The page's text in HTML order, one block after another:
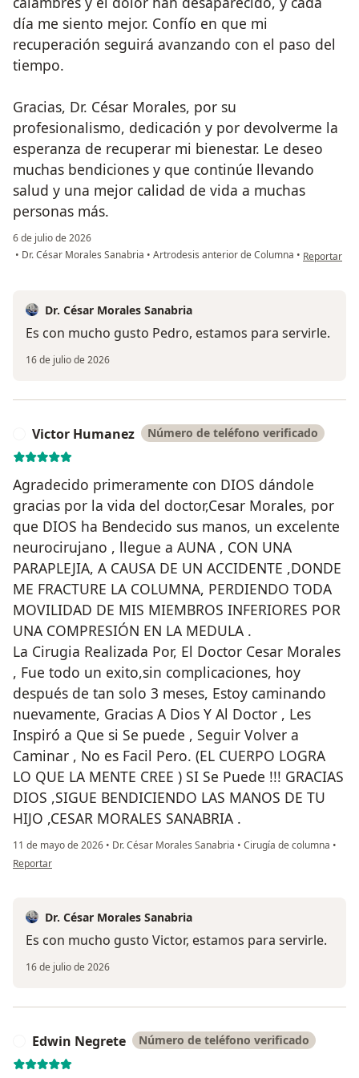
día me siento mejor. Confío en que mi
recuperación seguirá avanzando con el paso del
tiempo.
Gracias, Dr. César Morales, por su
profesionalismo, dedicación y por devolverme la
esperanza de recuperar mi bienestar. Le deseo
muchas bendiciones y que continúe llevando
salud y una mejor calidad de vida a muchas
personas más.
6 de julio de 2026
• Dr. César Morales Sanabria • Artrodesis anterior de Columna • en opinión
Reportar
Dr. César Morales Sanabria
Es con mucho gusto Pedro, estamos para servirle.
16 de julio de 2026
Victor Humanez Número de teléfono verificado
Agradecido primeramente con DIOS dándole
gracias por la vida del doctor,Cesar Morales, por
que DIOS ha Bendecido sus manos, un excelente
neurocirujano , llegue a AUNA , CON UNA
PARAPLEJIA, A CAUSA DE UN ACCIDENTE ,DONDE
ME FRACTURE LA COLUMNA, PERDIENDO TODA
MOVILIDAD DE MIS MIEMBROS INFERIORES POR
UNA COMPRESIÓN EN LA MEDULA .
La Cirugia Realizada Por, El Doctor Cesar Morales
, Fue todo un exito,sin complicaciones, hoy
después de tan solo 3 meses, Estoy caminando
nuevamente, Gracias A Dios Y Al Doctor , Les
Inspiró a Que si Se puede , Seguir Volver a
Caminar , No es Facil Pero. (EL CUERPO LOGRA
LO QUE LA MENTE CREE ) SI Se Puede !!! GRACIAS
DIOS ,SIGUE BENDICIENDO LAS MANOS DE TU
HIJO ,CESAR MORALES SANABRIA .
11 de mayo de 2026 • Dr. César Morales Sanabria • Cirugía de columna •
en opinión del usuario Victor Humanez
Reportar
Dr. César Morales Sanabria
Es con mucho gusto Victor, estamos para servirle.
16 de julio de 2026
Edwin Negrete Número de teléfono verificado